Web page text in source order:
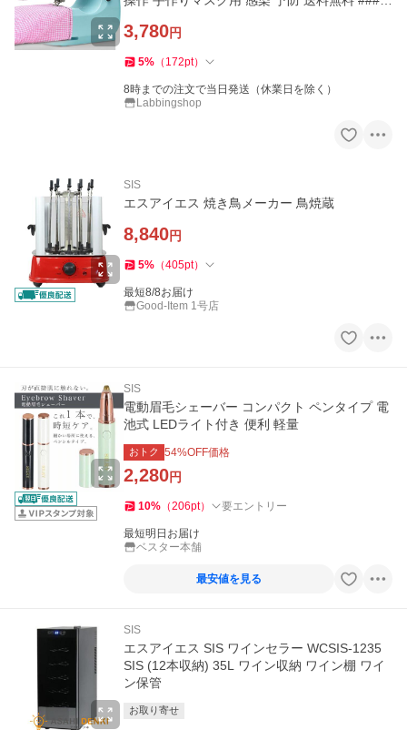
3,780円
5% （ 172pt）
8時までの注文で当日発送（休業日を除く）
Labbingshop
SIS
エスアイエス 焼き鳥メーカー 鳥焼蔵
8,840円
5% （405pt）
最短8/8お届け
Good-Item 1号店
SIS
電動眉毛シェーバー コンパクト ペンタイプ 電
池式 LEDライト付き 便利 軽量
おトク 54%OFF価格
2,280円
10% （206pt） 要エントリー
最短明日お届け
ベスター本舗
最安値を見る
SIS
エスアイエス SIS ワインセラー WCSIS-1235
SIS (12本収納) 35L ワイン収納 ワイン棚 ワイ
ン保管
お取り寄せ